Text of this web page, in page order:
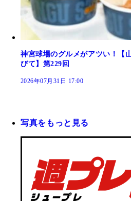
神宮球場のグルメがアツい！【
びて】第229回
2026年07月31日 17:00
写真をもっと見る